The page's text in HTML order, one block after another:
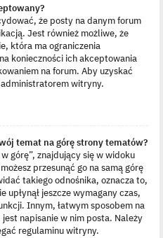
że posty na danym forum
Jest również możliwe, że
która ma ograniczenia
konieczności ich akceptowania
na forum. Aby uzyskać
witryny.
temat na górę strony tematów?
górę”, znajdujący się w widoku
przesunąć go na samą górę
takiego odnośnika, oznacza to,
upłynął jeszcze wymagany czas,
Innym, łatwym sposobem na
napisanie w nim posta. Należy
regulaminu witryny.